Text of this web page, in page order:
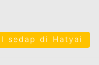
sedap di Hatyai